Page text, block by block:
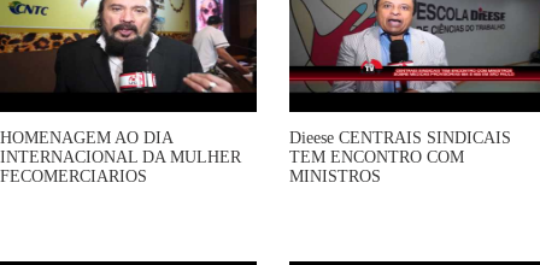
HOMENAGEM AO DIA
INTERNACIONAL DA MULHER
FECOMERCIARIOS
Dieese CENTRAIS SINDICAIS
TEM ENCONTRO COM
MINISTROS